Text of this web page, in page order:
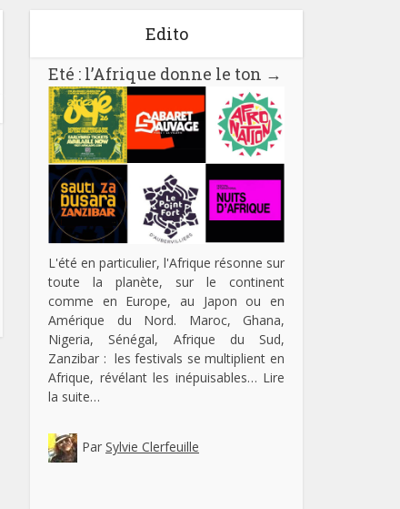
Edito
Eté : l’Afrique donne le ton →
L'été en particulier, l'Afrique résonne sur
toute la planète, sur le continent
comme en Europe, au Japon ou en
Amérique du Nord. Maroc, Ghana,
Nigeria, Sénégal, Afrique du Sud,
Zanzibar : les festivals se multiplient en
Afrique, révélant les inépuisables… Lire
la suite…
Par Sylvie Clerfeuille